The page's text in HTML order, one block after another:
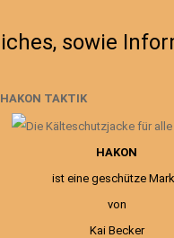
sowie
HAKON TAKTIK
HAKON
ist eine geschütze
von
Kai Becker